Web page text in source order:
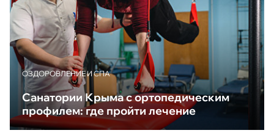
ОЗДОРОВЛЕНИЕ И СПА
Санатории Крыма с ортопедическим
профилем: где пройти лечение